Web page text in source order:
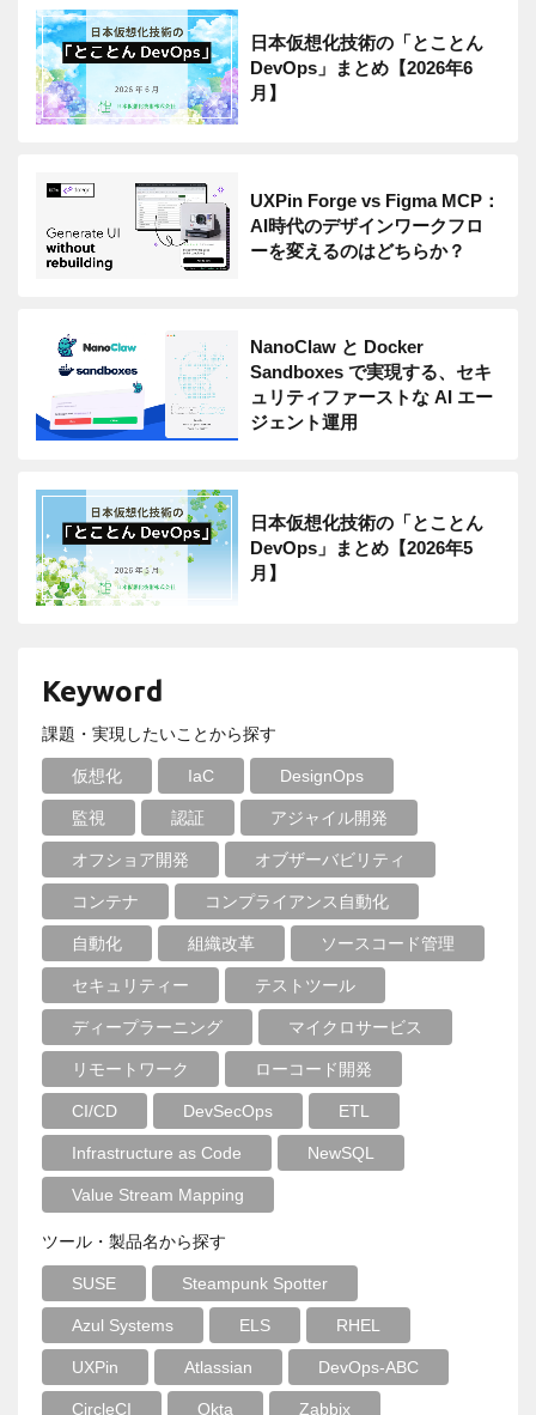
日本仮想化技術の「とことん
DevOps」まとめ【2026年6
月】
UXPin Forge vs Figma MCP：
AI時代のデザインワークフロ
ーを変えるのはどちらか？
NanoClaw と Docker
Sandboxes で実現する、セキ
ュリティファーストな AI エー
ジェント運用
日本仮想化技術の「とことん
DevOps」まとめ【2026年5
月】
Keyword
課題・実現したいことから探す
仮想化 IaC DesignOps
監視 認証 アジャイル開発
オフショア開発 オブザーバビリティ
コンテナ コンプライアンス自動化
自動化 組織改革 ソースコード管理
セキュリティー テストツール
ディープラーニング マイクロサービス
リモートワーク ローコード開発
CI/CD DevSecOps ETL
Infrastructure as Code NewSQL
Value Stream Mapping
ツール・製品名から探す
SUSE Steampunk Spotter
Azul Systems ELS RHEL
UXPin Atlassian DevOps-ABC
CircleCI Okta Zabbix